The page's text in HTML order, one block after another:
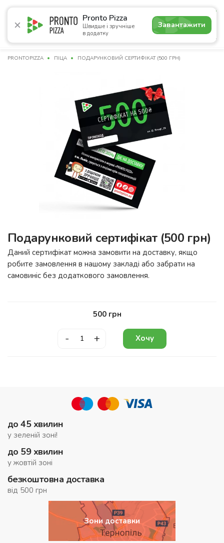
Pronto Pizza
Швидше і зручніше
в додатку
Завантажити
4.9
Акції Піца Суші Сети Бургери Комбо
PRONTOPIZZA ПІЦА ПОДАРУНКОВИЙ СЕРТИФІКАТ (500 ГРН)
Подарунковий сертифікат (500 грн)
Даний сертифікат можна замовити на доставку, якщо
робите замовлення в нашому закладі або забрати на
самовиніс без додаткового замовлення.
500грн
- + Хочу
до 45 хвилин
у зеленій зоні!
до 59 хвилин
у жовтій зоні
безкоштовна доставка
від 500 грн
Зони доставки